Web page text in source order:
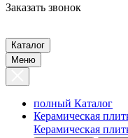
Заказать звонок
Каталог
Меню
полный Каталог
Керамическая
Керамическая